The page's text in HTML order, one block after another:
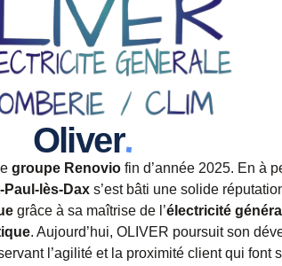
Oliver.
groupe Renoviofin d’année 2025. En à
Paul-lès-Daxs’est bâti une solide
grâce à sa maîtrise de l’électricité
. Aujourd’hui, OLIVER poursuit son
l’agilité et la proximité client qui font